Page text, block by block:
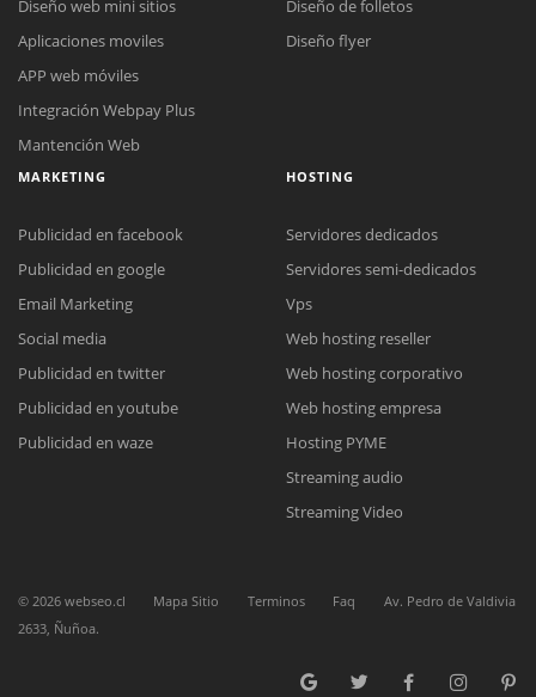
Reunión online
Nuestros ejecutivos le enviarán un correo electrónico con el enlace a
Meet para la reunión online.
Cotización
Chat Online
Todos nuestros ejecutivos están fuera de línea. Complete el formulario
Diseño web mini sitios
Aplicaciones moviles
APP web móviles
Integración Webpay Plus
Mantención Web
Diseño de folletos
Diseño flyer
MARKETING
Publicidad en facebook
Publicidad en google
Email Marketing
Social media
Publicidad en twitter
Publicidad en youtube
Publicidad en waze
HOSTING
Servidores dedicados
Servidores semi-dedicados
Vps
Web hosting reseller
Web hosting corporativo
Web hosting empresa
Hosting PYME
Streaming audio
Streaming Video
© 2026 webseo.cl Mapa Sitio Terminos Faq
Av. Pedro de Valdivia
2633, Ñuñoa.